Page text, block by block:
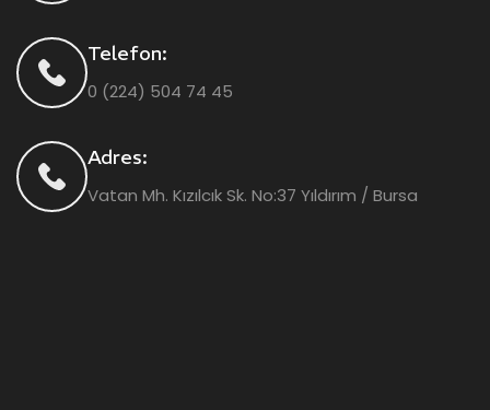
Telefon:
0 (224) 504 74 45
Adres:
Vatan Mh. Kızılcık Sk. No:37 Yıldırım / Bursa